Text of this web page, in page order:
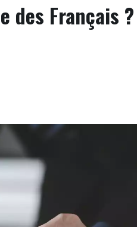
des Français ?